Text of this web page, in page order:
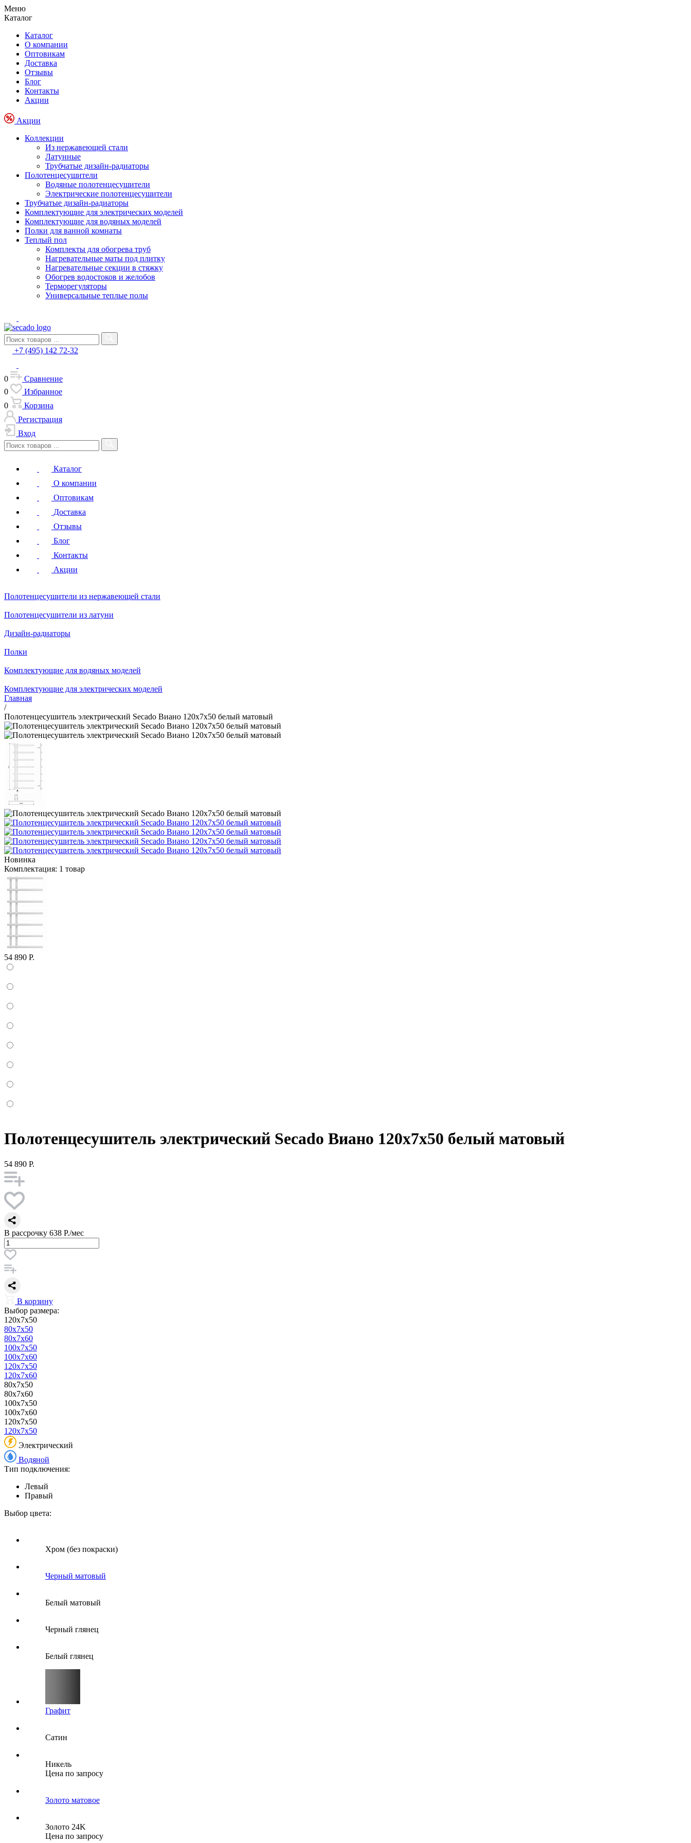
Меню
Каталог
Каталог
О компании
Оптовикам
Доставка
Отзывы
Блог
Контакты
Акции
Акции
Коллекции
Из нержавеющей стали
Латунные
Трубчатые дизайн-радиаторы
Полотенцесушители
Водяные полотенцесушители
Электрические полотенцесушители
Трубчатые дизайн-радиаторы
Комплектующие для электрических моделей
Комплектующие для водяных моделей
Полки для ванной комнаты
Теплый пол
Комплекты для обогрева труб
Нагревательные маты под плитку
Нагревательные секции в стяжку
Обогрев водостоков и желобов
Терморегуляторы
Универсальные теплые полы
+7 (495) 142 72-32
0
Сравнение
0
Избранное
0
Корзина
Регистрация
Вход
Каталог
О компании
Оптовикам
Доставка
Отзывы
Блог
Контакты
Акции
Полотенцесушители из нержавеющей стали
Полотенцесушители из латуни
Дизайн-радиаторы
Полки
Комплектующие для водяных моделей
Комплектующие для электрических моделей
Главная
/
Полотенцесушитель электрический Secado Виано 120x7x50 белый матовый
Новинка
Комплектация: 1 товар
54 890 Р.
Полотенцесушитель электрический Secado Виано 120x7x50 белый матовый
54 890 Р.
В рассрочку 638 Р./мес
В корзину
Выбор размера:
120x7x50
80x7x50
80x7x60
100x7x50
100x7x60
120x7x50
120x7x60
80x7x50
80x7x60
100x7x50
100x7x60
120x7x50
120x7x50
Электрический
Водяной
Тип подключения:
Левый
Правый
Выбор цвета:
Хром (без покраски)
Черный матовый
Белый матовый
Черный глянец
Белый глянец
Графит
Сатин
Никель
Цена по запросу
Золото матовое
Золото 24K
Цена по запросу